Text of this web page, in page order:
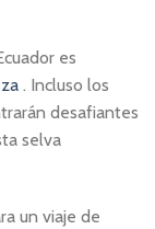
es
. Incluso los
desafiantes
selva
un viaje de